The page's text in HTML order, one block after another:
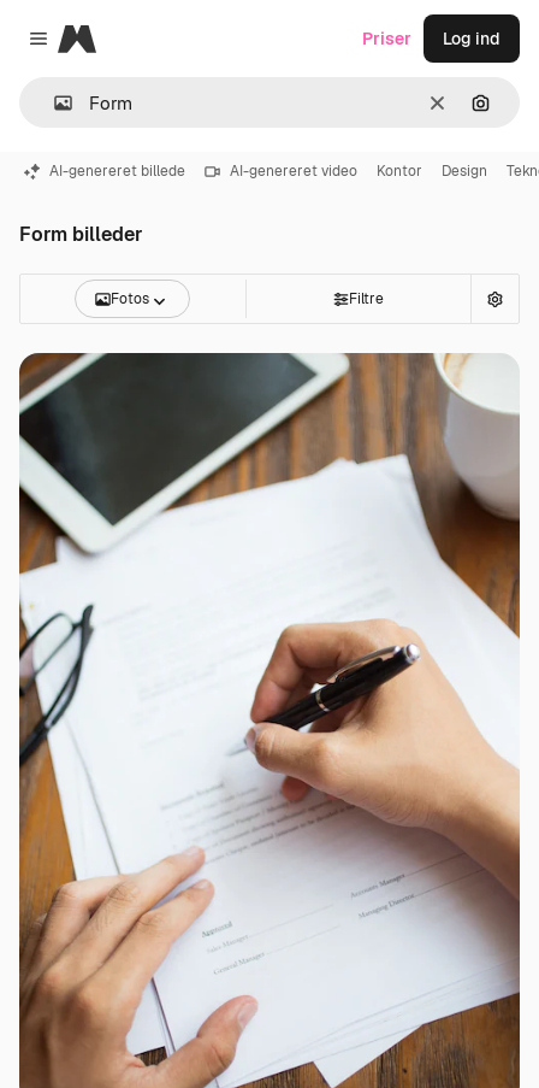
Close menu
Magnific
Klar Søg
Priser Log ind
AI-genereret billede AI-genereret video Kontor Design
Form billeder
Fotos Filtre